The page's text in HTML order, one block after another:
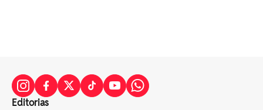
Editorias